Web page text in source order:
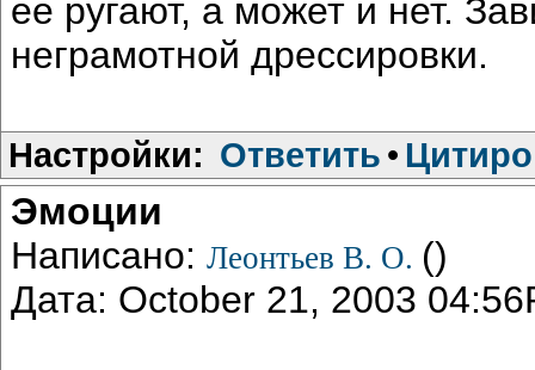
ее ругают, а может и нет.
неграмотной дрессировки.
Настройки: Ответить •
Эмоции
Написано: Леонтьев В. О. ()
Дата: October 21, 2003